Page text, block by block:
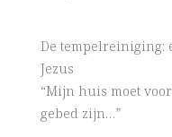
De tempelreiniging:
Jezus
“Mijn huis moet
gebed zijn…”